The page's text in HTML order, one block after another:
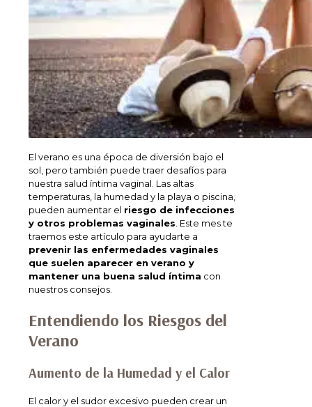
El verano es una época de diversión bajo el
sol, pero también puede traer desafíos para
nuestra salud íntima vaginal. Las altas
temperaturas, la humedad y la playa o piscina,
pueden aumentar el riesgo de infecciones
y otros problemas vaginales . Este mes te
traemos este artículo para ayudarte a
prevenir las enfermedades vaginales
que suelen aparecer en verano y
mantener una buena salud íntima con
nuestros consejos.
Entendiendo los Riesgos del
Verano
Aumento de la Humedad y el Calor
El calor y el sudor excesivo pueden crear un